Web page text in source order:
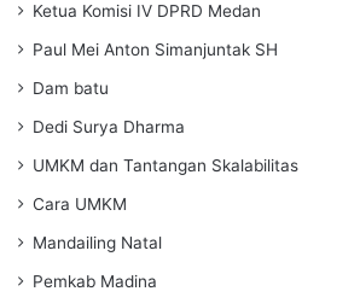
Ketua Komisi IV DPRD Medan
Paul Mei Anton Simanjuntak SH
Dam batu
Dedi Surya Dharma
UMKM dan Tantangan Skalabilitas
Cara UMKM
Mandailing Natal
Pemkab Madina